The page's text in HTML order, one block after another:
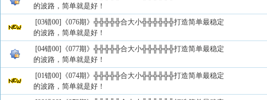
的波路，简单就是好！
[03错00]《076期》╬╬╬╬╬合大小╬╬╬╬╬╬打造简单最稳定
的波路，简单就是好！
[04错00]《077期》╬╬╬╬╬合大小╬╬╬╬╬╬打造简单最稳定
的波路，简单就是好！
[01错00]《074期》╬╬╬╬╬合大小╬╬╬╬╬╬打造简单最稳定
的波路，简单就是好！